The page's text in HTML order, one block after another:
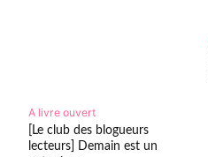
A livre ouvert
[Le club des blogueurs
lecteurs] Demain est un